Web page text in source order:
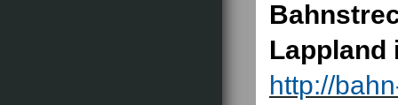
Lappland
http://